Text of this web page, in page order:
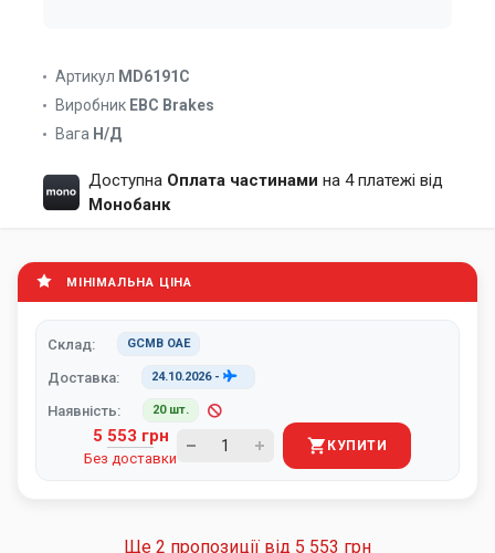
Артикул MD6191C
Виробник EBC Brakes
Вага Н/Д
Доступна Оплата частинами на 4 платежі від
Монобанк
МІНІМАЛЬНА ЦІНА
Склад: GCMB ОАЕ
Доставка: 24.10.2026-
Наявність: 20 шт.
5 553 грн
Без доставки
КУПИТИ
Ще 2 пропозиції від 5 553 грн